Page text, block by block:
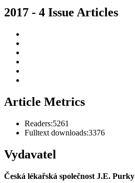
2017 - 4 Issue Articles
Article Metrics
Readers:5261
Fulltext downloads:3376
Vydavatel
Česká lékařská společnost J.E.